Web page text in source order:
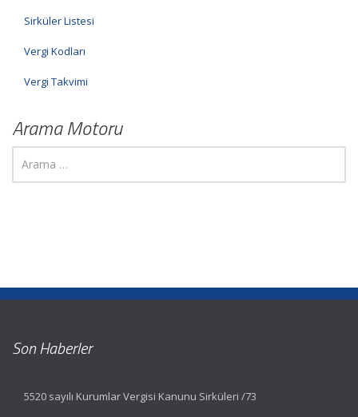
Sirküler Listesi
Vergi Kodları
Vergi Takvimi
Arama Motoru
Son Haberler
5520 sayılı Kurumlar Vergisi Kanunu Sirküleri /73